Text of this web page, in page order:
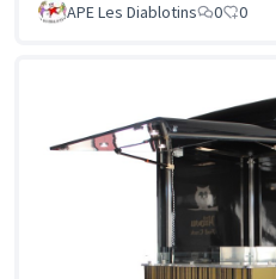
APE Les Diablotins
0 0